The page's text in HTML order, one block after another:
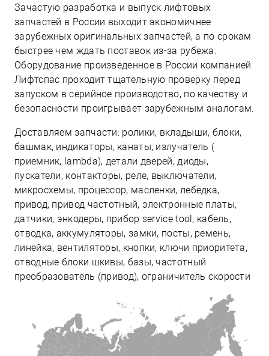
Зачастую разработка и выпуск лифтовых
запчастей в России выходит экономичнее
зарубежных оригинальных запчастей, а по срокам
быстрее чем ждать поставок из-за рубежа.
Оборудование произведенное в России компанией
Лифтспас проходит тщательную проверку перед
запуском в серийное производство, по качеству и
безопасности проигрывает зарубежным аналогам.
Доставляем запчасти: ролики, вкладыши, блоки,
башмак, индикаторы, канаты, излучатель (
приемник, lambda), детали дверей, диоды,
пускатели, контакторы, реле, выключатели,
микросхемы, процессор, масленки, лебедка,
привод, привод частотный, электронные платы,
датчики, энкодеры, прибор service tool, кабель,
отводка, аккумуляторы, замки, посты, ремень,
линейка, вентиляторы, кнопки, ключи приоритета,
отводные блоки шкивы, базы, частотный
преобразователь (привод), ограничитель скорости